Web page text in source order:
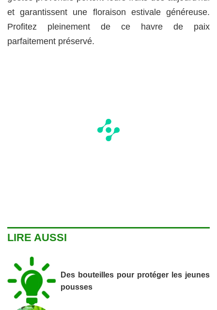
et garantissent une floraison estivale généreuse.
Profitez pleinement de ce havre de paix
parfaitement préservé.
LIRE AUSSI
Des bouteilles pour protéger les jeunes
pousses